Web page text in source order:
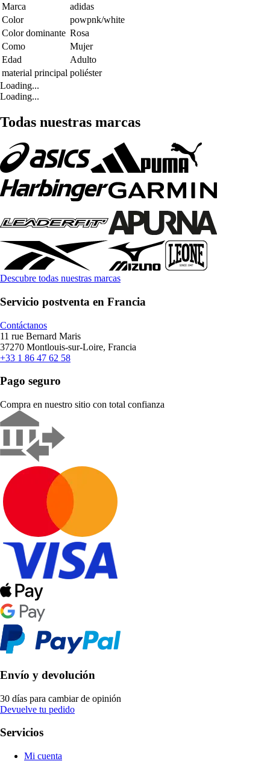
Marca
adidas
Color
powpnk/white
Color dominante Rosa
Como
Mujer
Edad
Adulto
material principal poliéster
Loading...
Loading...
Todas nuestras marcas
Descubre todas nuestras marcas
Servicio postventa en Francia
Contáctanos
11 rue Bernard Maris
37270 Montlouis-sur-Loire, Francia
+33 1 86 47 62 58
Pago seguro
Compra en nuestro sitio con total confianza
Envío y devolución
30 días para cambiar de opinión
Devuelve tu pedido
Servicios
Mi cuenta